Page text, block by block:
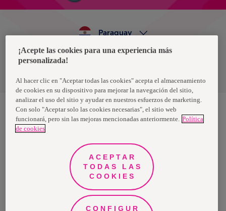
Política de privacidad de datos
Paraguay
Nosotras, una marca de Essity - una compañía global líder en
higiene y salud. Cada día, mil millones de personas, en todo el
propósito es romper barreras por el bienestar en beneficio de
consumidores, pacientes, cuidadores, clientes y la sociedad en
general. Vendemos en aproximadamente 150 países bajo las
principales marcas globales TENA y Tork, así como otras marcas
como Actimove, Cutimed, JOBST, Knix, Leukoplast, Libero, Libresse,
Lotus, Modibodi, Nosotras, Saba, Tempo, TOM Organic y Zewa. En
2024, Essity tuvo ventas de aproximadamente 13 mil millones de
euros y empleó a 36,000 personas. La sede de la compañía está
ubicada en Estocolmo, Suecia, y Essity cotiza en Nasdaq Estocolmo.
¡Acepte las cookies para una experiencia más
personalizada!
Al hacer clic en "Aceptar todas las cookies" acepta el almacenamiento
de cookies en su dispositivo para mejorar la navegación del sitio,
analizar el uso del sitio y ayudar en nuestros esfuerzos de marketing.
Con solo "Aceptar solo las cookies necesarias", el sitio web
funcionará, pero sin las mejoras mencionadas anteriormente. Política
de cookies
ACEPTAR
TODAS LAS
COOKIES
CONFIGUR